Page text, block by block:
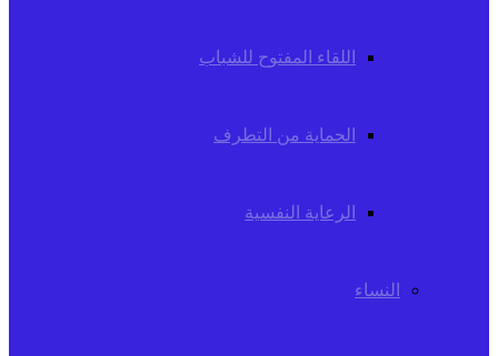
اللقاء المفتوح للشباب
الحماية من التطرف
الرعاية النفسية
النساء